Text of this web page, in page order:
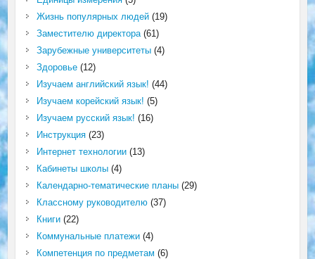
Жизнь популярных людей(19)
Заместителю директора(61)
Зарубежные университеты(4)
Здоровье(12)
Изучаем английский язык! (44)
Изучаем корейский язык! (5)
Изучаем русский язык! (16)
Инструкция(23)
Интернет технологии(13)
Кабинеты школы(4)
Календарно-тематические планы(29)
Классному руководителю(37)
Книги(22)
Коммунальные платежи(4)
Компетенция по предметам (6)